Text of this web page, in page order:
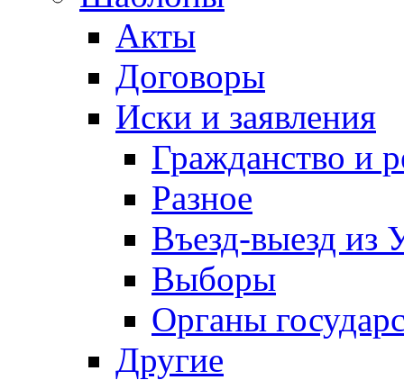
Акты
Договоры
Иски и заявления
Гражданство и
Разное
Въезд-выезд из
Выборы
Органы
Другие